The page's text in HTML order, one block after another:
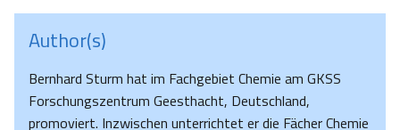
Author(s)
Bernhard Sturm hat im Fachgebiet Chemie am GKSS
Forschungszentrum Geesthacht, Deutschland,
promoviert. Inzwischen unterrichtet er die Fächer Chemie